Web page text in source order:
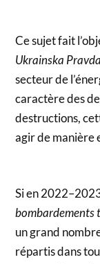
Ce sujet fait
Ukrainska Pravda
secteur de
caractère des
destructions,
agir de manière
Si en
bombardements
un grand
répartis dans